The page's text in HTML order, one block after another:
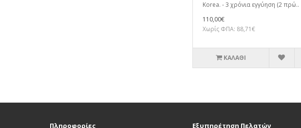
Korea. - 3 χρόνια εγγύηση (2 πρώ..
110,00€
Χωρίς ΦΠΑ: 88,71€
ΚΑΛΆΘΙ
Πληροφορίες Εξυπηρέτηση Πελατών